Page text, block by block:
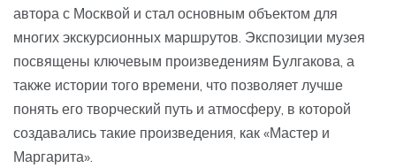
автора с Москвой и стал основным объектом для
многих экскурсионных маршрутов. Экспозиции музея
посвящены ключевым произведениям Булгакова, а
также истории того времени, что позволяет лучше
понять его творческий путь и атмосферу, в которой
создавались такие произведения, как «Мастер и
Маргарита».